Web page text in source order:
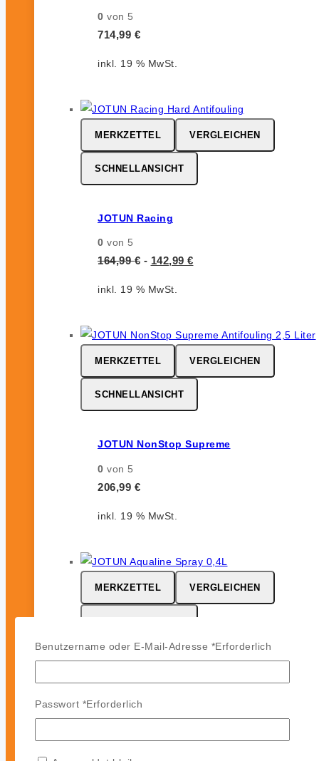
0 von 5
714,99 €
inkl. 19 % MwSt.
MERKZETTEL VERGLEICHEN
SCHNELLANSICHT
JOTUN Racing
0 von 5
164,99€ - 142,99 €
inkl. 19 % MwSt.
MERKZETTEL VERGLEICHEN
SCHNELLANSICHT
JOTUN NonStop Supreme
0 von 5
206,99 €
inkl. 19 % MwSt.
MERKZETTEL VERGLEICHEN
inkl. 19 % MwSt.
Benutzername oder E-Mail-Adresse *Erforderlich
Passwort *Erforderlich